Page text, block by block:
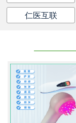
仁医互联